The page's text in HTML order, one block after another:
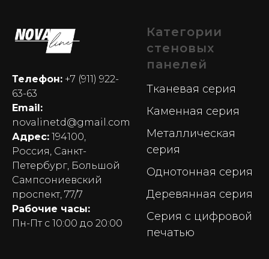
Телефон: +7 (911) 922-
63-63
Email:
novalinetd@gmail.com
Адрес: 194100,
Россия, Санкт-
Петербург, Большой
Сампсониевский
проспект, 77/7
Рабочие часы:
Пн-Пт с 10:00 до 20:00
Категории
стеновых
панелей
Тканевая серия
Каменная серия
Металлическая
серия
Однотонная серия
Деревянная серия
Серия с цифровой
печатью